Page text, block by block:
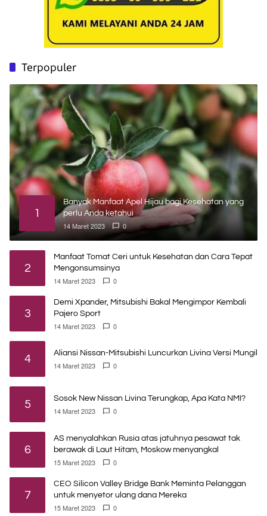
Terpopuler
1
Banyak Manfaat Apel Hijau bagi Kesehatan yang
perlu Anda ketahui
14 Maret 2023 0
2
Manfaat Tomat Ceri untuk Kesehatan dan Cara Tepat
Mengonsumsinya
14 Maret 2023 0
3
Demi Xpander, Mitsubishi Bakal Mengimpor Kembali
Pajero Sport
14 Maret 2023 0
4 Aliansi Nissan-Mitsubishi Luncurkan Livina Versi Mungil
14 Maret 2023 0
5 Sosok New Nissan Livina Terungkap, Apa Kata NMI?
14 Maret 2023 0
6
AS menyalahkan Rusia atas jatuhnya pesawat tak
berawak di Laut Hitam, Moskow menyangkal
15 Maret 2023 0
7
CEO Silicon Valley Bridge Bank Meminta Pelanggan
untuk menyetor ulang dana Mereka
15 Maret 2023 0